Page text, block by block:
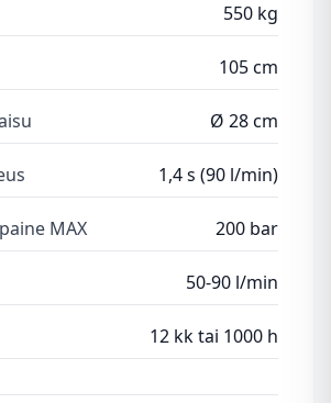
550 kg
105 cm
Ø 28 cm
1,4 s (90 l/min)
MAX 200 bar
50-90 l/min
12 kk tai 1000 h